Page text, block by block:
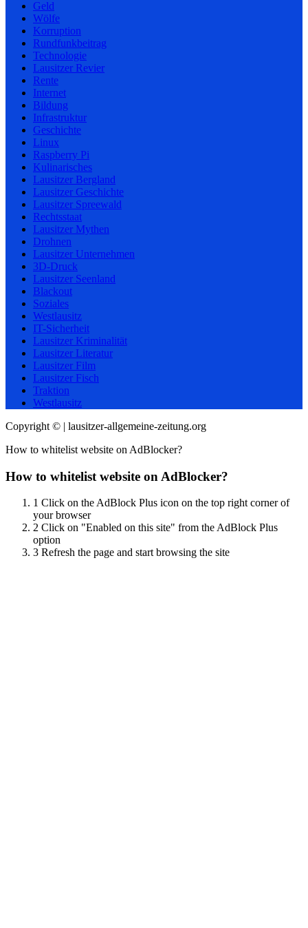
Geld
Wölfe
Korruption
Rundfunkbeitrag
Technologie
Lausitzer Revier
Rente
Internet
Bildung
Infrastruktur
Geschichte
Linux
Raspberry Pi
Kulinarisches
Lausitzer Bergland
Lausitzer Geschichte
Lausitzer Spreewald
Rechtsstaat
Lausitzer Mythen
Drohnen
Lausitzer Unternehmen
3D-Druck
Lausitzer Seenland
Blackout
Soziales
Westlausitz
IT-Sicherheit
Lausitzer Kriminalität
Lausitzer Literatur
Lausitzer Film
Lausitzer Fisch
Traktion
Westlausitz
Copyright © | lausitzer-allgemeine-zeitung.org
How to whitelist website on AdBlocker?
How to whitelist website on AdBlocker?
1 Click on the AdBlock Plus icon on the top right corner of
your browser
2 Click on "Enabled on this site" from the AdBlock Plus
option
3 Refresh the page and start browsing the site